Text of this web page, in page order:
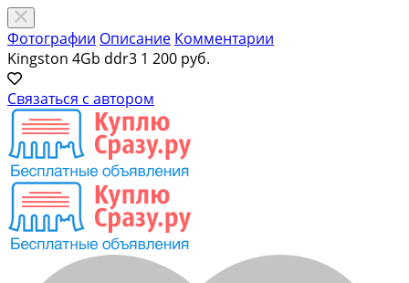
Фотографии Описание Комментарии
Kingston 4Gb ddr3 1 200 руб.
Связаться с автором